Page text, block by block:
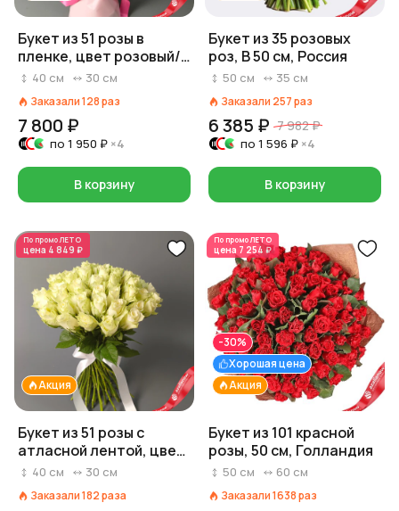
Букет из 51 розы в
пленке, цвет розовый/
белый/красный на
40 см 30 см
Заказали128раз
7 800 ₽
по 1 950 ₽ ×4
В корзину
Букет из 35 розовых
роз, В 50 см, Россия
50 см 35 см
Заказали 257раз
6 385 ₽ 7 982 ₽
по 1 596 ₽ ×4
В корзину
По промоЛЕТО
цена 4 849 ₽
Акция
Букет из 51 розы с
атласной лентой, цвет
розовый/белый/
Россия, 40 см
40 см 30 см
Заказали182раза
По промоЛЕТО
цена 7 254 ₽
Акция
Хорошая цена
-30%
Букет из 101 красной
розы, 50 см, Голландия
50 см 60 см
Заказали1638раз